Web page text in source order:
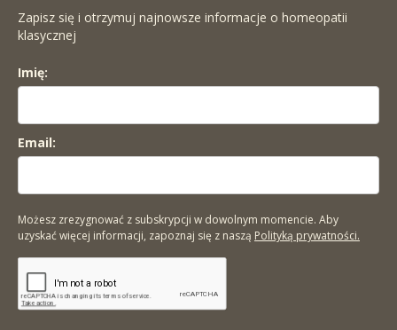
Zapisz się i otrzymuj najnowsze informacje o homeopatii
klasycznej
Imię:
Email:
Możesz zrezygnować z subskrypcji w dowolnym momencie. Aby
uzyskać więcej informacji, zapoznaj się z naszą Polityką prywatności.